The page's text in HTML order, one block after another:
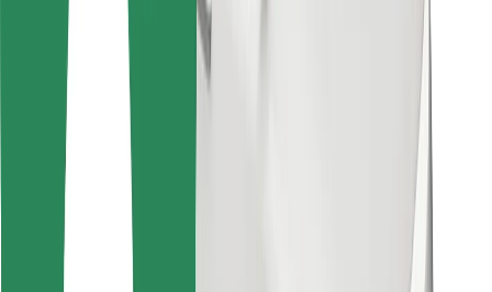
Találd meg kedvenc ételedet!
Bolt Food app letöltése